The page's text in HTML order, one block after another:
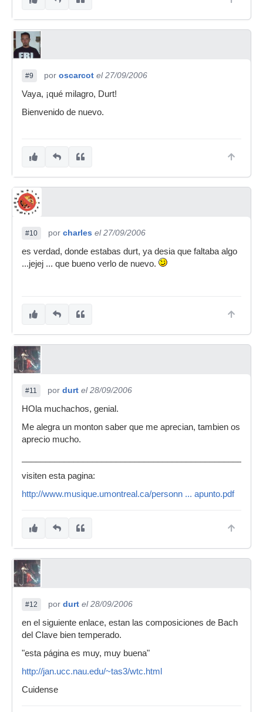
#9 por oscarcot el 27/09/2006
Vaya, ¡qué milagro, Durt!
Bienvenido de nuevo.
#10 por charles el 27/09/2006
es verdad, donde estabas durt, ya desia que faltaba algo
...jejej ... que bueno verlo de nuevo.
#11 por durt el 28/09/2006
HOla muchachos, genial.
Me alegra un monton saber que me aprecian, tambien os
aprecio mucho.
visiten esta pagina:
http://www.musique.umontreal.ca/personn ... apunto.pdf
#12 por durt el 28/09/2006
en el siguiente enlace, estan las composiciones de Bach
del Clave bien temperado.
"esta página es muy, muy buena"
http://jan.ucc.nau.edu/~tas3/wtc.html
Cuidense